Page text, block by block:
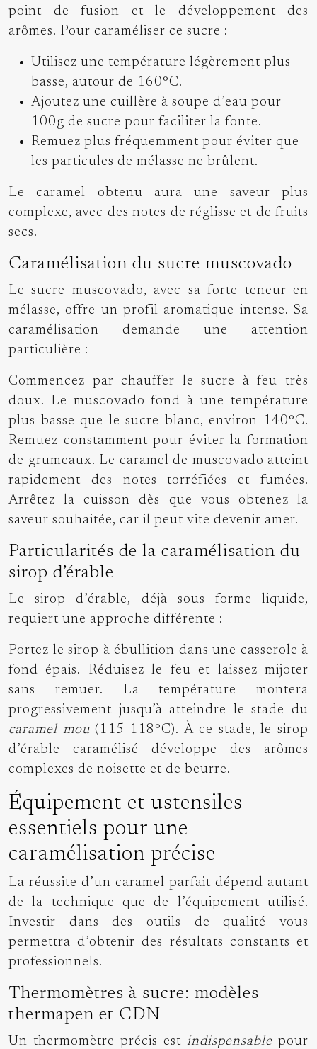
point de fusion et le développement des
arômes. Pour caraméliser ce sucre :
Utilisez une température légèrement plus
basse, autour de 160°C.
Ajoutez une cuillère à soupe d’eau pour
100g de sucre pour faciliter la fonte.
Remuez plus fréquemment pour éviter que
les particules de mélasse ne brûlent.
Le caramel obtenu aura une saveur plus
complexe, avec des notes de réglisse et de fruits
secs.
Caramélisation du sucre muscovado
Le sucre muscovado, avec sa forte teneur en
mélasse, offre un profil aromatique intense. Sa
caramélisation demande une attention
particulière :
Commencez par chauffer le sucre à feu très
doux. Le muscovado fond à une température
plus basse que le sucre blanc, environ 140°C.
Remuez constamment pour éviter la formation
de grumeaux. Le caramel de muscovado atteint
rapidement des notes torréfiées et fumées.
Arrêtez la cuisson dès que vous obtenez la
saveur souhaitée, car il peut vite devenir amer.
Particularités de la caramélisation du
sirop d’érable
Le sirop d’érable, déjà sous forme liquide,
requiert une approche différente :
Portez le sirop à ébullition dans une casserole à
fond épais. Réduisez le feu et laissez mijoter
sans remuer. La température montera
progressivement jusqu’à atteindre le stade du
caramel mou(115-118°C). À ce stade, le sirop
d’érable caramélisé développe des arômes
complexes de noisette et de beurre.
Équipement et ustensiles
essentiels pour une
caramélisation précise
La réussite d’un caramel parfait dépend autant
de la technique que de l’équipement utilisé.
Investir dans des outils de qualité vous
permettra d’obtenir des résultats constants et
professionnels.
Thermomètres à sucre: modèles
thermapen et CDN
Un thermomètre précis est indispensable pour